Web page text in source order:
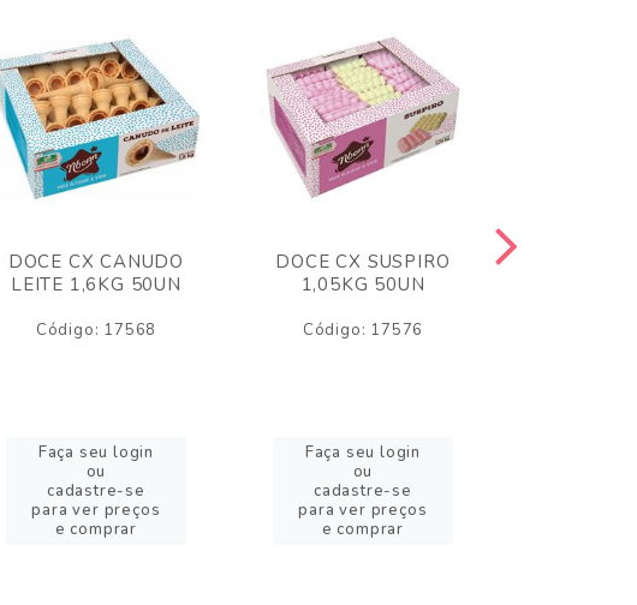
DOCE CX CANUDO
LEITE 1,6KG 50UN
Código: 17568
Faça seu login
ou
cadastre-se
para ver preços
e comprar
DOCE CX SUSPIRO
1,05KG 50UN
Código: 17576
Faça seu login
ou
cadastre-se
para ver preços
e comprar